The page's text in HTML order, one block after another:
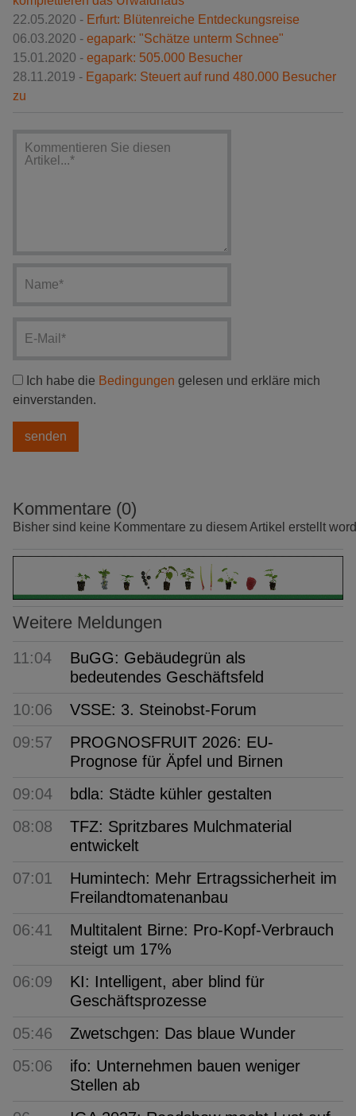
22.05.2020 - Erfurt: Blütenreiche Entdeckungsreise
06.03.2020 - egapark: "Schätze unterm Schnee"
15.01.2020 - egapark: 505.000 Besucher
28.11.2019 - Egapark: Steuert auf rund 480.000 Besucher
zu
Ich habe die Bedingungen gelesen und erkläre mich
einverstanden.
Kommentare (0)
Bisher sind keine Kommentare zu diesem Artikel erstellt
Weitere Meldungen
11:04
BuGG: Gebäudegrün als
bedeutendes Geschäftsfeld
10:06
VSSE: 3. Steinobst-Forum
09:57
PROGNOSFRUIT 2026: EU-
Prognose für Äpfel und Birnen
09:04
bdla: Städte kühler gestalten
08:08
TFZ: Spritzbares Mulchmaterial
entwickelt
07:01
Humintech: Mehr Ertragssicherheit im
Freilandtomatenanbau
06:41
Multitalent Birne: Pro-Kopf-Verbrauch
steigt um 17%
06:09
KI: Intelligent, aber blind für
Geschäftsprozesse
05:46
Zwetschgen: Das blaue Wunder
05:06
ifo: Unternehmen bauen weniger
Stellen ab